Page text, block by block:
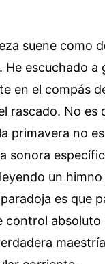
suene como
He escuchado
en el compás
rascado. No es
primavera no
sonora
un
es que
control